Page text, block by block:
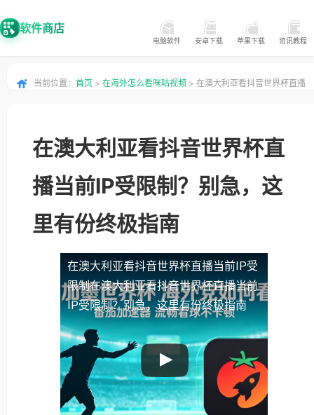
软件商店
电脑软件 安卓下载 苹果下载 资讯教程
当前位置： 首页 > 在海外怎么看咪咕视频 > 在澳大利亚看抖音世界杯直播
在澳大利亚看抖音世界杯直
播当前IP受限制？别急，这
里有份终极指南
在澳大利亚看抖音世界杯直播当前IP受
限制在澳大利亚看抖音世界杯直播当前
IP受限制？别急，这里有份终极指南